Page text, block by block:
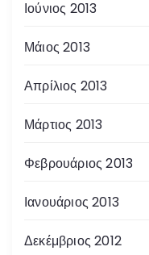
Ιούνιος 2013
Μάιος 2013
Απρίλιος 2013
Μάρτιος 2013
Φεβρουάριος 2013
Ιανουάριος 2013
Δεκέμβριος 2012